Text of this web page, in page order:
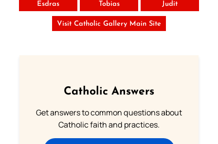
Esdras Tobias Judit
Visit Catholic Gallery Main Site
Catholic Answers
Get answers to common questions about
Catholic faith and practices.